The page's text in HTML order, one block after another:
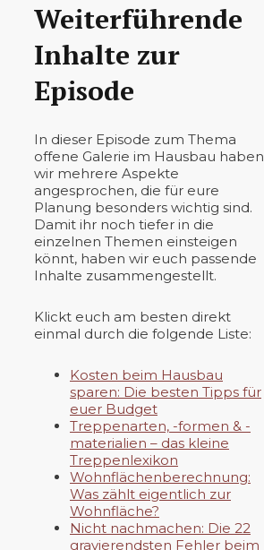
Weiterführende
Inhalte zur
Episode
In dieser Episode zum Thema
offene Galerie im Hausbau haben
wir mehrere Aspekte
angesprochen, die für eure
Planung besonders wichtig sind.
Damit ihr noch tiefer in die
einzelnen Themen einsteigen
könnt, haben wir euch passende
Inhalte zusammengestellt.
Klickt euch am besten direkt
einmal durch die folgende Liste:
Kosten beim Hausbau
sparen: Die besten Tipps für
euer Budget
Treppenarten, -formen & -
materialien – das kleine
Treppenlexikon
Wohnflächenberechnung:
Was zählt eigentlich zur
Wohnfläche?
Nicht nachmachen: Die 22
gravierendsten Fehler beim